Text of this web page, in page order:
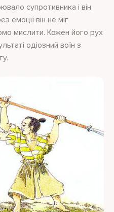
супротивника і він
емоції він не міг
мислити. Кожен його рух
одіозний воїн з